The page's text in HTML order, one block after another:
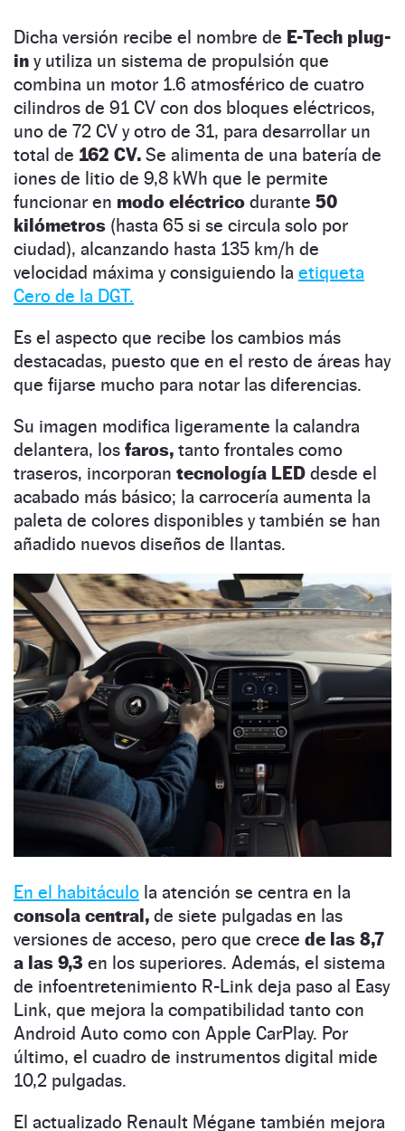
Dicha versión recibe el nombre de E-Tech plug-
in y utiliza un sistema de propulsión que
combina un motor 1.6 atmosférico de cuatro
cilindros de 91 CV con dos bloques eléctricos,
uno de 72 CV y otro de 31, para desarrollar un
total de 162 CV. Se alimenta de una batería de
iones de litio de 9,8 kWh que le permite
funcionar en modo eléctrico durante 50
kilómetros (hasta 65 si se circula solo por
ciudad), alcanzando hasta 135 km/h de
velocidad máxima y consiguiendo la etiqueta
Cero de la DGT.
Es el aspecto que recibe los cambios más
destacadas, puesto que en el resto de áreas hay
que fijarse mucho para notar las diferencias.
Su imagen modifica ligeramente la calandra
delantera, los faros, tanto frontales como
traseros, incorporan tecnología LED desde el
acabado más básico; la carrocería aumenta la
paleta de colores disponibles y también se han
añadido nuevos diseños de llantas.
En el habitáculo la atención se centra en la
consola central, de siete pulgadas en las
versiones de acceso, pero que crece de las 8,7
a las 9,3 en los superiores. Además, el sistema
de infoentretenimiento R-Link deja paso al Easy
Link, que mejora la compatibilidad tanto con
Android Auto como con Apple CarPlay. Por
último, el cuadro de instrumentos digital mide
10,2 pulgadas.
El actualizado Renault Mégane también mejora